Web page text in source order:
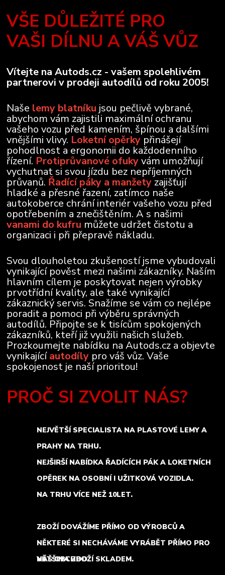
VŠE DŮLEŽITÉ PRO
VAŠI DÍLNU A VÁŠ VŮZ
Vítejte na Autods.cz - vašem spolehlivém
partnerovi v prodeji autodílů od roku 2005!
Naše lemy blatníku jsou pečlivě vybrané,
abychom vám zajistili maximální ochranu
vašeho vozu před kamením, špínou a dalšími
vnějšími vlivy. Loketní opěrky přinášejí
pohodlnost a ergonomii do každodenního
řízení. Protiprůvanové ofukyvám umožňují
vychutnat si svou jízdu bez nepříjemných
průvanů. Řadící páky a manžety zajišťují
hladké a přesné řazení, zatímco naše
autokoberce chrání interiér vašeho vozu před
opotřebením a znečištěním. A s našimi
vanami do kufru můžete udržet čistotu a
organizaci i při přepravě nákladu.
Svou dlouholetou zkušeností jsme vybudovali
vynikající pověst mezi našimi zákazníky. Naším
hlavním cílem je poskytovat nejen výrobky
prvotřídní kvality, ale také vynikající
zákaznický servis. Snažíme se vám co nejlépe
poradit a pomoci při výběru správných
autodílů. Připojte se k tisícům spokojených
zákazníků, kteří již využili našich služeb.
Prozkoumejte nabídku na Autods.cz a objevte
vynikajícíautodíly pro váš vůz. Vaše
spokojenost je naší prioritou!
PROČ SI ZVOLIT NÁS?
NEJVĚTŠÍ SPECIALISTA NA PLASTOVÉ LEMY A
PRAHY NA TRHU.
NEJŠIRŠÍ NABÍDKA ŘADÍCÍCH PÁK A LOKETNÍCH
OPĚREK NA OSOBNÍ I UŽITKOVÁ VOZIDLA.
NA TRHU VÍCE NEŽ 10LET.
ZBOŽÍ DOVÁŽÍME PŘÍMO OD VÝROBCŮ A
NĚKTERÉ SI NECHÁVÁME VYRÁBĚT PŘÍMO PRO
NÁŠ OBCHOD.
VĚTŠINA ZBOŽÍ SKLADEM.